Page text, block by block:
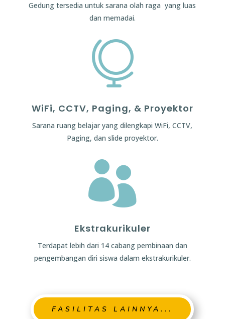
Gedung tersedia untuk sarana olah raga yang luas
dan memadai.

WiFi, CCTV, Paging, & Proyektor
Sarana ruang belajar yang dilengkapi WiFi, CCTV,
Paging, dan slide proyektor.

Ekstrakurikuler
Terdapat lebih dari 14 cabang pembinaan dan
pengembangan diri siswa dalam ekstrakurikuler.
FASILITAS LAINNYA...